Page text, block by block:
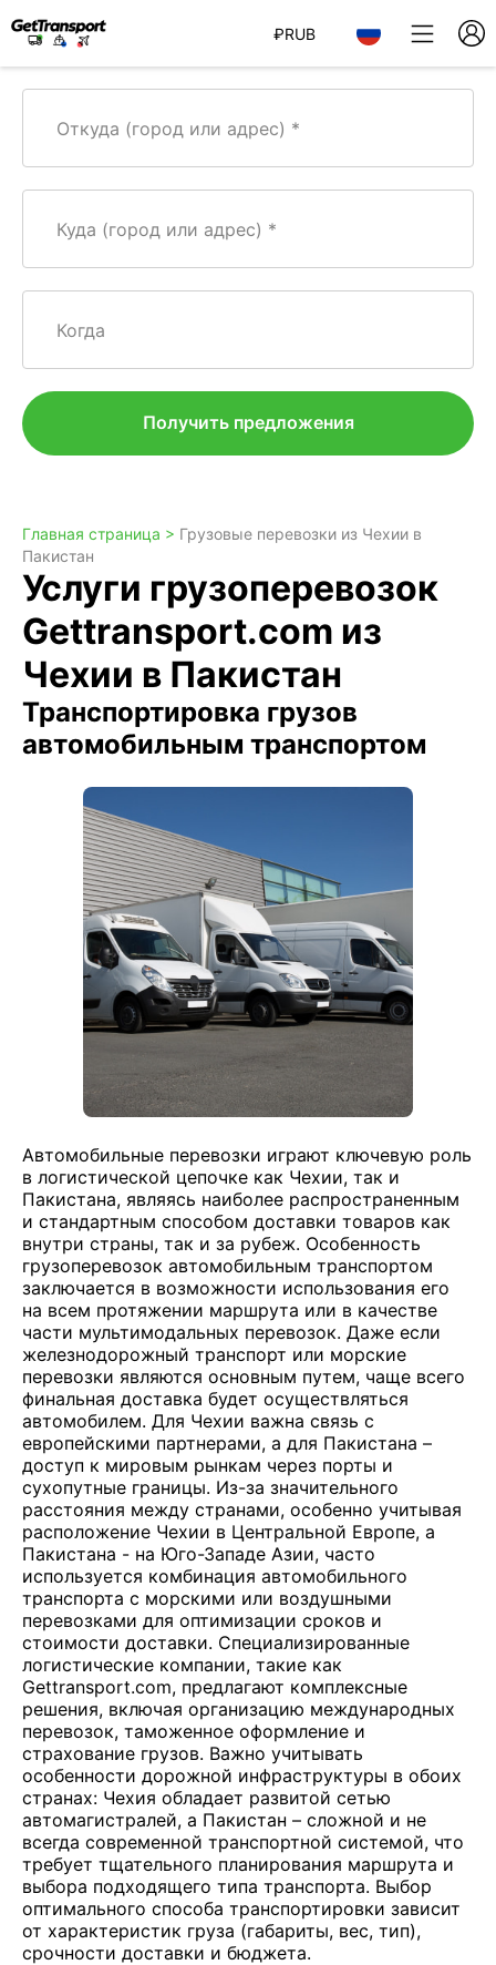
₽RUB
Откуда (город или адрес)
Куда (город или адрес)
Когда
Получить предложения
Главная страница > Грузовые перевозки из Чехии в
Пакистан
Услуги грузоперевозок
Gettransport.com из
Чехии в Пакистан
Транспортировка грузов
автомобильным транспортом
Автомобильные перевозки играют ключевую роль
в логистической цепочке как Чехии, так и
Пакистана, являясь наиболее распространенным
и стандартным способом доставки товаров как
внутри страны, так и за рубеж. Особенность
грузоперевозок автомобильным транспортом
заключается в возможности использования его
на всем протяжении маршрута или в качестве
части мультимодальных перевозок. Даже если
железнодорожный транспорт или морские
перевозки являются основным путем, чаще всего
финальная доставка будет осуществляться
автомобилем. Для Чехии важна связь с
европейскими партнерами, а для Пакистана –
доступ к мировым рынкам через порты и
сухопутные границы. Из-за значительного
расстояния между странами, особенно учитывая
расположение Чехии в Центральной Европе, а
Пакистана - на Юго-Западе Азии, часто
используется комбинация автомобильного
транспорта с морскими или воздушными
перевозками для оптимизации сроков и
стоимости доставки. Специализированные
логистические компании, такие как
Gettransport.com, предлагают комплексные
решения, включая организацию международных
перевозок, таможенное оформление и
страхование грузов. Важно учитывать
особенности дорожной инфраструктуры в обоих
странах: Чехия обладает развитой сетью
автомагистралей, а Пакистан – сложной и не
всегда современной транспортной системой, что
требует тщательного планирования маршрута и
выбора подходящего типа транспорта. Выбор
оптимального способа транспортировки зависит
от характеристик груза (габариты, вес, тип),
срочности доставки и бюджета.